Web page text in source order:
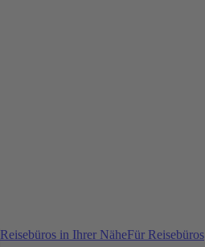
Reisebüros in Ihrer NäheFür Reisebüros